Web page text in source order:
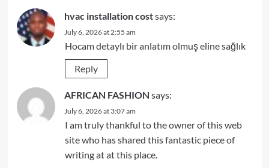
hvac installation costsays:
July 6, 2026 at 2:55 am
Hocam detaylı bir anlatım olmuş eline sağlık
Reply
AFRICAN FASHION says:
July 6, 2026 at 3:07 am
I am truly thankful to the owner of this web
site who has shared this fantastic piece of
writing at at this place.